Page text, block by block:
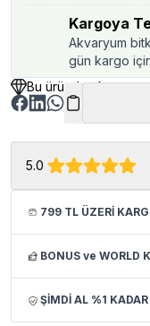
Kargoya
Akvaryum
gün kargo
Bu üründen
5.0
799 TL ÜZERİ
BONUS ve WORLD
ŞİMDİ AL %1